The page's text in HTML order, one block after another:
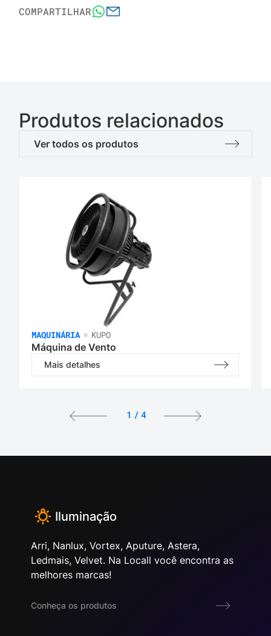
COMPARTILHAR
Produtos relacionados
Ver todos os produtos
MAQUINÁRIA• KUPO
Máquina de Vento
Mais detalhes
1 / 4
Iluminação
Arri, Nanlux, Vortex, Aputure, Astera,
Ledmais, Velvet. Na Locall você encontra as
melhores marcas!
Conheça os produtos